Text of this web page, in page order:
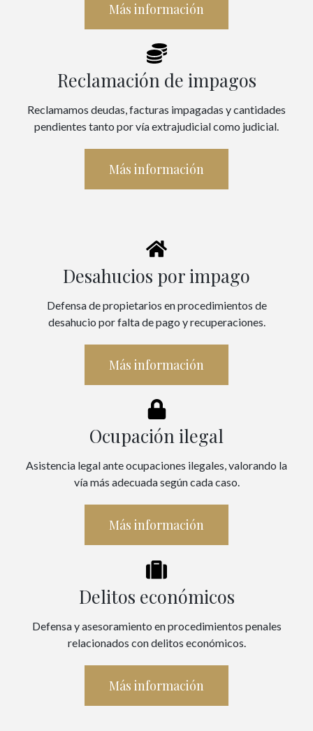
Más información
Reclamación de impagos
Reclamamos deudas, facturas impagadas y cantidades
pendientes tanto por vía extrajudicial como judicial.
Más información
Desahucios por impago
Defensa de propietarios en procedimientos de
desahucio por falta de pago y recuperaciones.
Más información
Ocupación ilegal
Asistencia legal ante ocupaciones ilegales, valorando la
vía más adecuada según cada caso.
Más información
Delitos económicos
Defensa y asesoramiento en procedimientos penales
relacionados con delitos económicos.
Más información